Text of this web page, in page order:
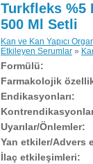
Turkfleks %5
500 Ml Setli
Kan ve Kan Yapıcı
Etkileyen Serumlar »
Formülü:
Farmakolojik
Endikasyonları:
Uyarılar/Önlemler:
Yan etkiler/Advers
İlaç etkileşimleri: